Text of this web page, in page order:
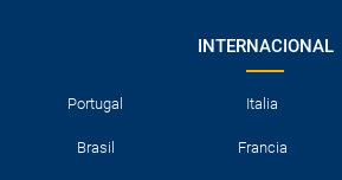
INTERNACIONAL
Portugal Italia
Brasil Francia